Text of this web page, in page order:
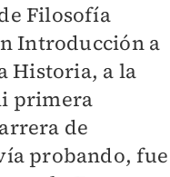
Filosofía
Introducción a
Historia, a la
primera
de
probando, fue